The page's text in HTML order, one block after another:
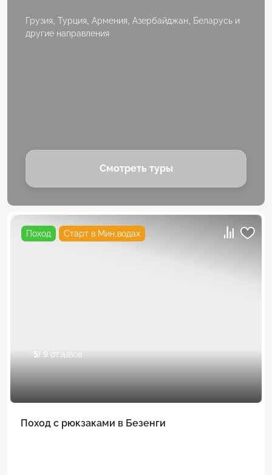
Грузия, Турция, Армения, Азербайджан, Беларусь и
другие направления
Смотреть туры
Поход Старт в Мин.водах
5/ 9 отзывов
Поход с рюкзаками в Безенги